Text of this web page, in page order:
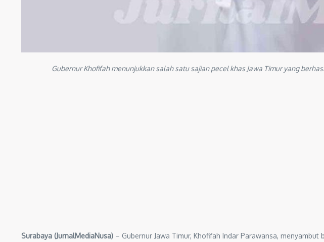
Gubernur Khofifah menunjukkan salah satu sajian pecel khas Jawa Timur yang
Surabaya (JurnalMediaNusa) – Gubernur Jawa Timur, Khofifah Indar Parawansa,